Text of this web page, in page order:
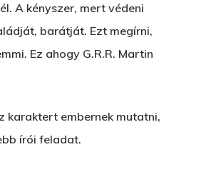
A kényszer, mert védeni
barátját. Ezt megírni,
Ez ahogy G.R.R. Martin
karaktert embernek mutatni,
írói feladat.